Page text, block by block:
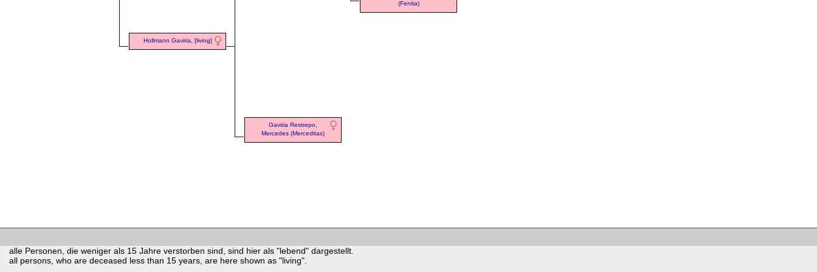
Hollmann Gaviria, [living]
(Fenita)
Gaviria Restrepo,
Mercedes (Merceditas)
alle Personen, die weniger als 15 Jahre verstorben sind, sind hier als "lebend" dargestellt.
all persons, who are deceased less than 15 years, are here shown as "living".